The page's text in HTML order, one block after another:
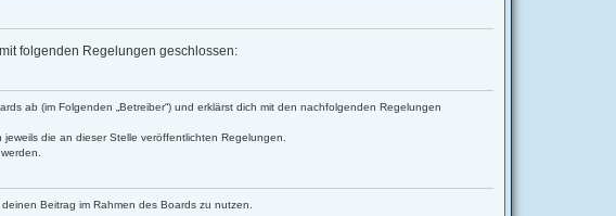
folgenden Regelungen geschlossen:
ab (im Folgenden „Betreiber“) und erklärst dich mit den nachfolgenden Regelungen
die an dieser Stelle veröffentlichten Regelungen.
Beitrag im Rahmen des Boards zu nutzen.